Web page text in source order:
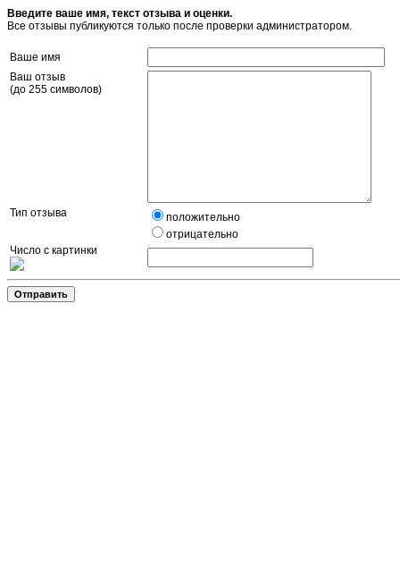
Введите ваше имя, текст отзыва и оценки.
Все отзывы публикуются только после проверки администратором.
Ваше имя
Ваш отзыв
(до 255 символов)
Тип отзыва
положительно
отрицательно
Число с картинки